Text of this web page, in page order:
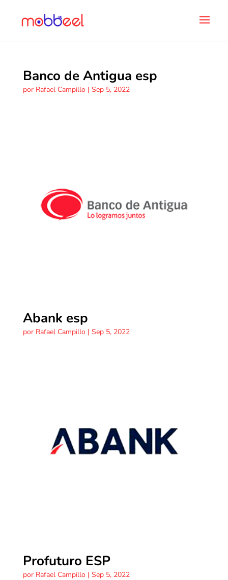
Banco de Antigua esp
por Rafael Campillo| Sep 5, 2022
Abank esp
por Rafael Campillo| Sep 5, 2022
Profuturo ESP
por Rafael Campillo| Sep 5, 2022